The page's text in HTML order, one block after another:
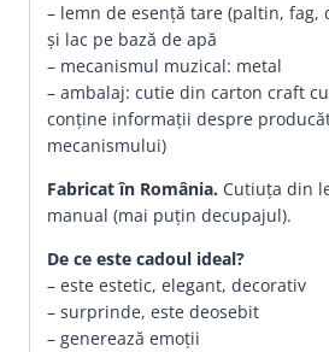
– lemn de esență tare (paltin, fag,
și lac pe bază de apă
– mecanismul muzical: metal
– ambalaj: cutie din carton craft
conține informații despre
mecanismului)
Fabricat în România. Cutiuța din
manual (mai puțin decupajul).
De ce este cadoul ideal?
– este estetic, elegant, decorativ
– surprinde, este deosebit
– generează emoții